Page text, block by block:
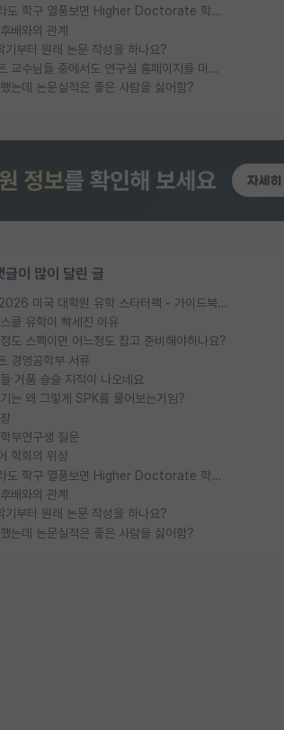
우리나라도 학구 열풍보면 Higher Doctorate 학위가 필요하다고 봅니다.
배와의 관계
기부터 원래 논문 작성을 하나요?
카이스트 교수님들 중에서도 연구실 홈페이지를 마련 안 하신 분들이 계시던데
는데 논문실적은 좋은 사람을 싫어함?
글이 많이 달린 글
[무료] 2026 미국 대학원 유학 스타터팩 - 가이드북 & 합격자 컨택메일 템플릿
쿨 유학이 빡세진 이유
도 스펙이면 어느정도 잡고 준비해야하나요?
경영공학부 서류
거품 슬슬 지적이 나오네요
는 왜 그렇게 SPK를 물어보는거임?
부연구생 질문
학회의 위상
우리나라도 학구 열풍보면 Higher Doctorate 학위가 필요하다고 봅니다.
배와의 관계
기부터 원래 논문 작성을 하나요?
는데 논문실적은 좋은 사람을 싫어함?